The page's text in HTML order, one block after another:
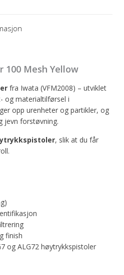
100 Mesh Yellow
fra Iwata (VFM2008) – utviklet
og materialtilførsel i
opp urenheter og partikler, og
jevn forstøvning.
, slik at du får
finish
og ALG72 høytrykkspistoler